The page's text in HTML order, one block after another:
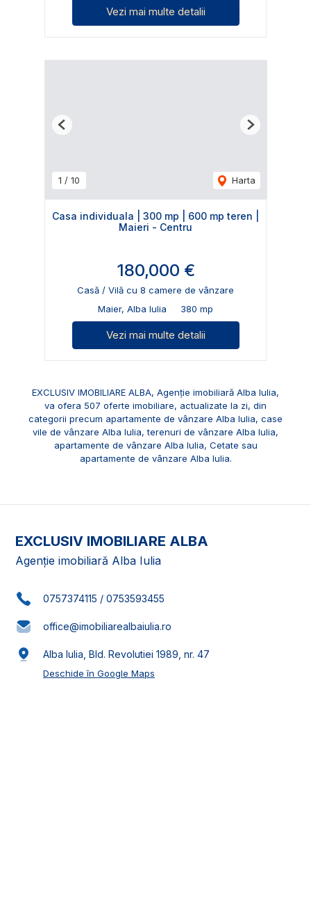
Vezi mai multe detalii
1 / 10 Harta
Previous Next
Casa individuala | 300 mp | 600 mp teren |
Maieri - Centru
180,000 €
Casă / Vilă cu 8 camere de vânzare
Maier, Alba Iulia
380 mp
Vezi mai multe detalii
EXCLUSIV IMOBILIARE ALBA, Agenție imobiliară Alba Iulia,
va ofera 507 oferte imobiliare, actualizate la zi, din
categorii precum apartamente de vânzare Alba Iulia, case
vile de vânzare Alba Iulia,terenuri de vânzare Alba Iulia,
apartamente de vânzare Alba Iulia, Cetate sau
apartamente de vânzare Alba Iulia.
EXCLUSIV IMOBILIARE ALBA
Agenție imobiliară Alba Iulia
0757374115 / 0753593455
office@imobiliarealbaiulia.ro
Alba Iulia, Bld. Revolutiei 1989, nr. 47
Deschide în Google Maps